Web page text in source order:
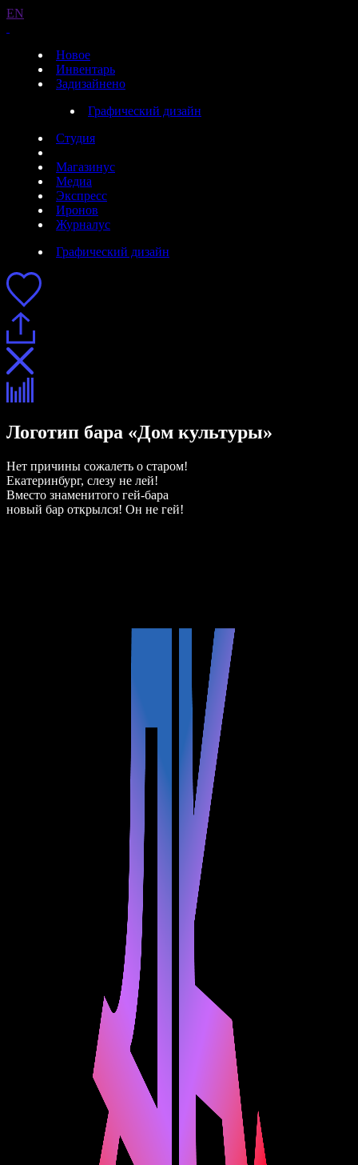
EN
Новое
Инвентарь
Задизайнено
Графический дизайн
Студия
Магазинус
Медиа
Экспресс
Иронов
Журналус
Графический дизайн
Логотип бара «Дом культуры»
Нет причины сожалеть о старом!
Екатеринбург, слезу не лей!
Вместо знаменитого гей-бара
новый бар открылся! Он не гей!